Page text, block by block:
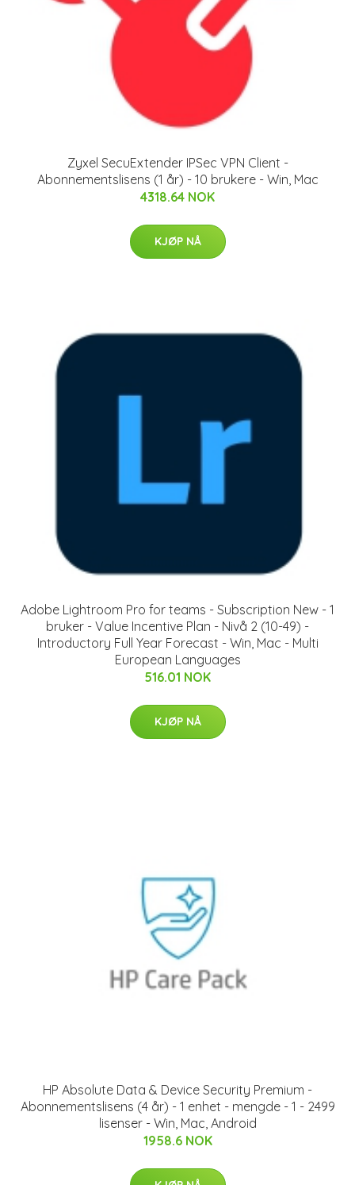
Zyxel SecuExtender IPSec VPN Client -
Abonnementslisens (1 år) - 10 brukere - Win, Mac
4318.64 NOK
KJØP NÅ
Adobe Lightroom Pro for teams - Subscription New - 1
bruker - Value Incentive Plan - Nivå 2 (10-49) -
Introductory Full Year Forecast - Win, Mac - Multi
European Languages
516.01 NOK
KJØP NÅ
HP Absolute Data & Device Security Premium -
Abonnementslisens (4 år) - 1 enhet - mengde - 1 - 2499
lisenser - Win, Mac, Android
1958.6 NOK